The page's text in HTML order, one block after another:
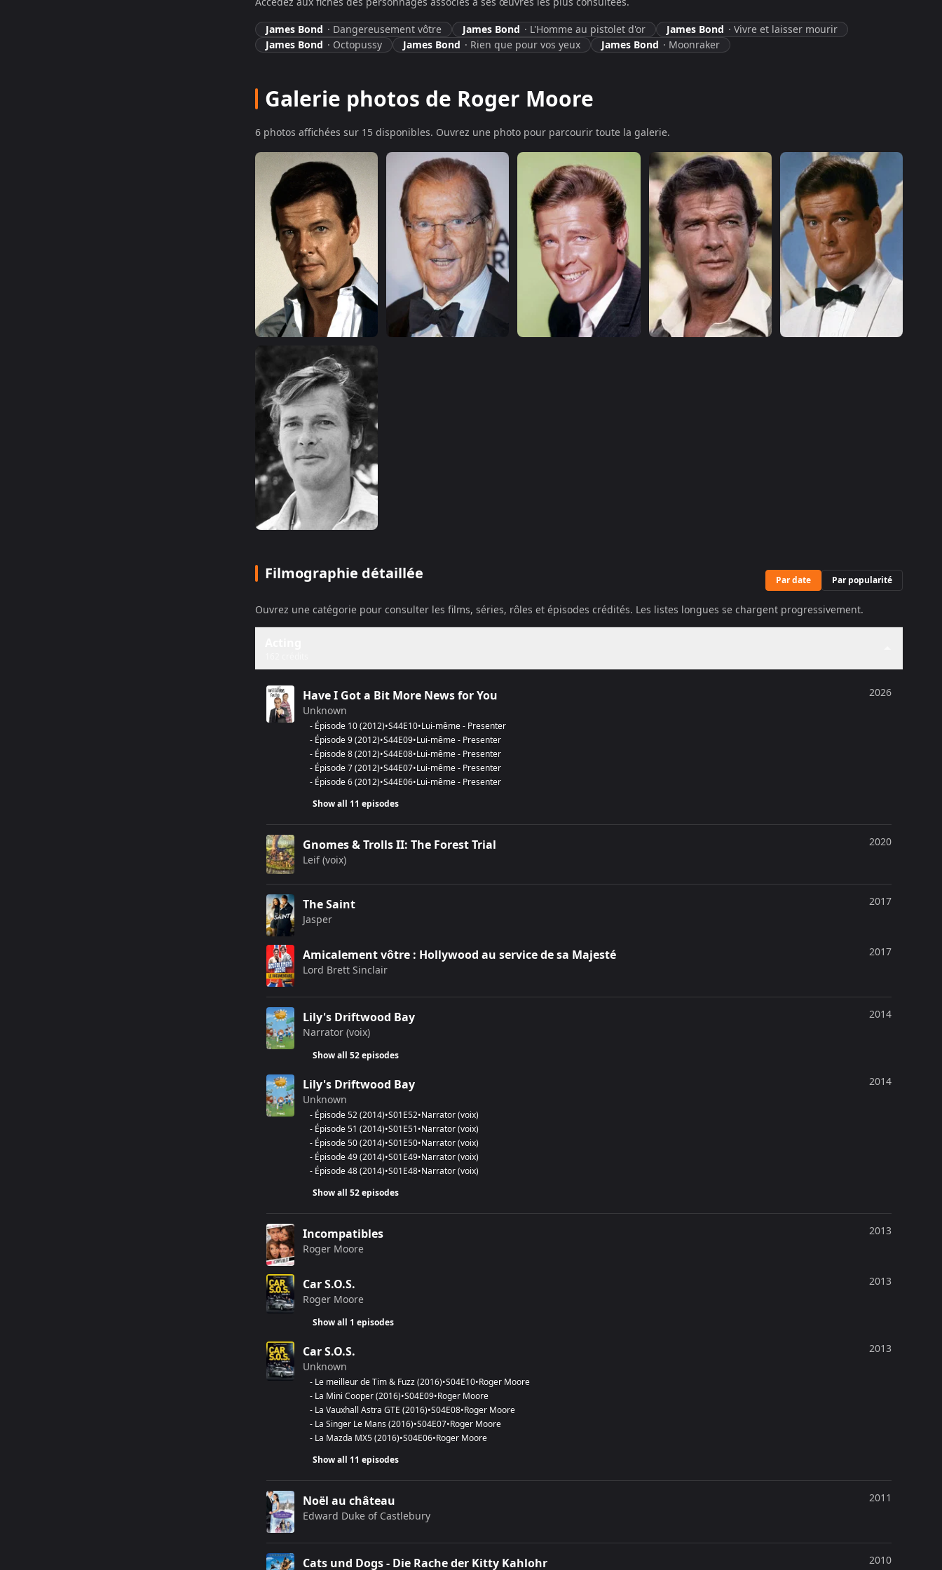
James Bond · Dangereusement vôtre James Bond · L'Homme au pistolet d'or James Bond · Vivre et laisser mourir
James Bond · Octopussy James Bond · Rien que pour vos yeux James Bond · Moonraker
Galerie photos de Roger Moore
6 photos affichées sur 15 disponibles. Ouvrez une photo pour parcourir toute la galerie.
Filmographie détaillée Par date Par popularité
Ouvrez une catégorie pour consulter les films, séries, rôles et épisodes crédités. Les listes longues se chargent progressivement.
Have I Got a Bit More News for You
Unknown
- Épisode 10(2012)•S44E10•Lui-même - Presenter
- Épisode 9(2012)•S44E09•Lui-même - Presenter
- Épisode 8(2012)•S44E08•Lui-même - Presenter
- Épisode 7(2012)•S44E07•Lui-même - Presenter
- Épisode 6(2012)•S44E06•Lui-même - Presenter
Show all 11 episodes
2026
Gnomes & Trolls II: The Forest Trial
Leif (voix)
2020
The Saint
Jasper
2017
Amicalement vôtre : Hollywood au service de sa Majesté
Lord Brett Sinclair
2017
Lily's Driftwood Bay
Narrator (voix)
Show all 52 episodes
2014
Lily's Driftwood Bay
Unknown
- Épisode 52(2014)•S01E52•Narrator (voix)
- Épisode 51 (2014)•S01E51•Narrator (voix)
- Épisode 50(2014)•S01E50•Narrator (voix)
- Épisode 49(2014)•S01E49•Narrator (voix)
- Épisode 48(2014)•S01E48•Narrator (voix)
Show all 52 episodes
2014
Incompatibles
Roger Moore
2013
Car S.O.S.
Roger Moore
Show all 1 episodes
2013
Car S.O.S.
Unknown
- Le meilleur de Tim & Fuzz(2016)•S04E10•Roger Moore
- La Mini Cooper(2016)•S04E09•Roger Moore
- La Vauxhall Astra GTE (2016)•S04E08•Roger Moore
- La Singer Le Mans (2016)•S04E07•Roger Moore
- La Mazda MX5(2016)•S04E06•Roger Moore
Show all 11 episodes
2013
Noël au château
Edward Duke of Castlebury
2011
Cats und Dogs - Die Rache der Kitty Kahlohr 2010